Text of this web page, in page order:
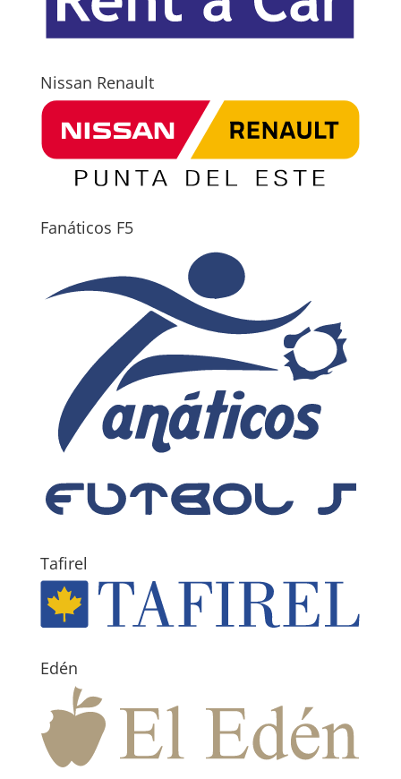
Nissan Renault
Fanáticos F5
Tafirel
Edén